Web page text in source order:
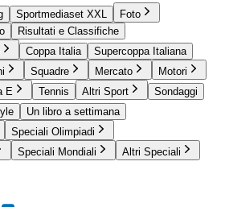
Sportmediaset XXL
Foto
Risultati e Classifiche
Coppa Italia
Supercoppa Italiana
Squadre Mercato
Motori
E Tennis Altri Sport
Sondaggi
Un libro a settimana
Speciali Olimpiadi
Speciali Mondiali Altri Speciali